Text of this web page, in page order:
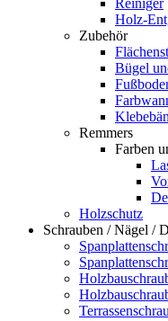
Reiniger
Holz-
Zubehör
Bügel
Remmers
Farben
Holzschutz
Schrauben / Nägel /